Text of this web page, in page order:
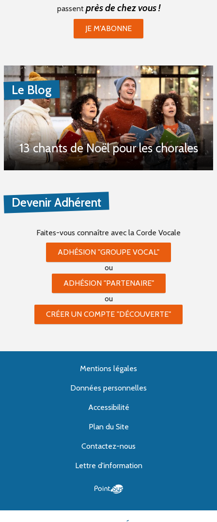
passent près de chez vous !
JE M'ABONNE
Le Blog
13 chants de Noël pour les chorales
Devenir Adhérent
Faites-vous connaître avec la Corde Vocale
ADHÉSION "GROUPE VOCAL"
ou
ADHÉSION "PARTENAIRE"
ou
CRÉER UN COMPTE "DÉCOUVERTE"
Mentions légales
Données personnelles
Accessibilité
Plan du Site
Contactez-nous
Lettre d'information